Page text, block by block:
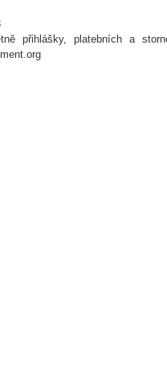
přihlášky, platebních a